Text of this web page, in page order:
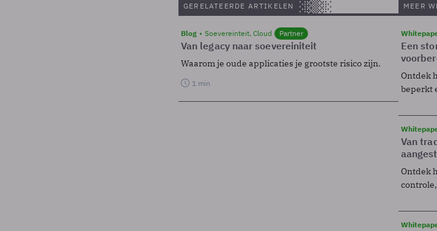
GERELATEERDE ARTIKELEN
Blog Soevereinteit, Cloud Partner
Van legacy naar soevereiniteit
Waarom je oude applicaties je grootste risico zijn.
1 min
MEER
Een
Ontdek
beperkt
Van
Ontdek